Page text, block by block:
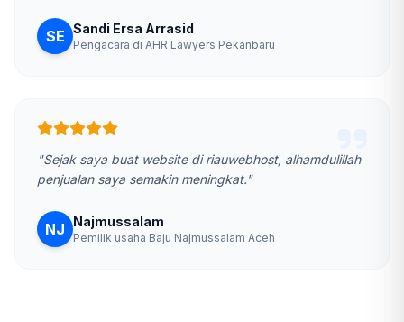
SE Sandi Ersa Arrasid
Pengacara di AHR Lawyers Pekanbaru
"Sejak saya buat website di riauwebhost, alhamdulillah
penjualan saya semakin meningkat."
NJ Najmussalam
Pemilik usaha Baju Najmussalam Aceh